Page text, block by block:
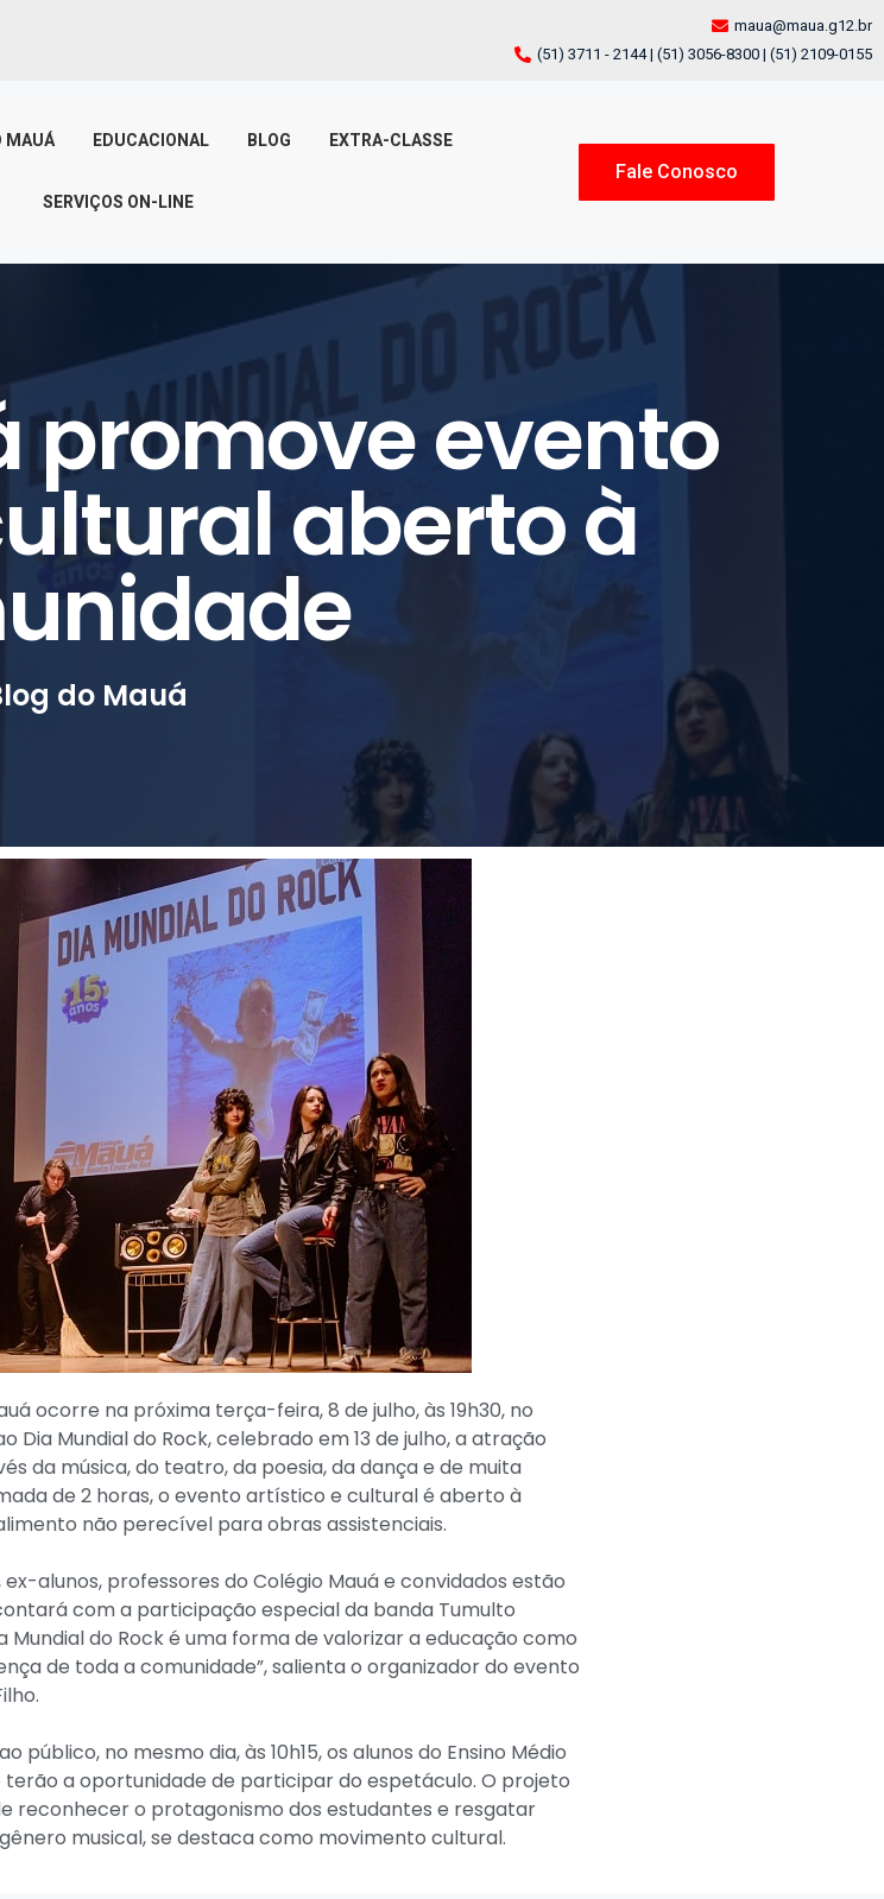
maua@maua.g12.br
(51) 3711 - 2144 | (51) 3056-8300 | (51) 2109-0155
MAUÁ EDUCACIONAL BLOG EXTRA-CLASSE
SERVIÇOS ON-LINE
Fale Conosco
promove evento
aberto à
do Mauá
ocorre na próxima terça-feira, 8 de julho, às 19h30, no
Mundial do Rock, celebrado em 13 de julho, a atração
da música, do teatro, da poesia, da dança e de muita
de 2 horas, o evento artístico e cultural é aberto à
não perecível para obras assistenciais.
alunos, professores do Colégio Mauá e convidados estão
com a participação especial da banda Tumulto
Mundial do Rock é uma forma de valorizar a educação como
de toda a comunidade”, salienta o organizador do evento
no mesmo dia, às 10h15, os alunos do Ensino Médio
terão a oportunidade de participar do espetáculo. O projeto
reconhecer o protagonismo dos estudantes e resgatar
musical, se destaca como movimento cultural.